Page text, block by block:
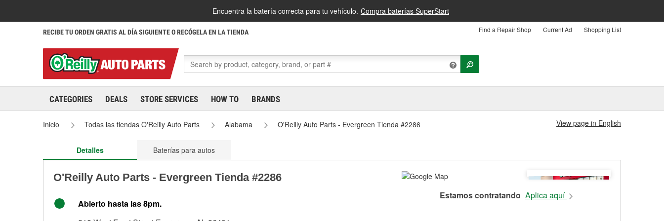
Encuentra la batería correcta para tu vehículo. Compra baterías SuperStart
RECIBE TU ORDEN GRATIS AL DÍA SIGUIENTE O RECÓGELA EN LA TIENDA Find a Repair Shop Current Ad Shopping List
CATEGORIES DEALS STORE SERVICES HOW TO BRANDS
Inicio Todas las tiendas O'Reilly Auto Parts Alabama O'Reilly Auto Parts - Evergreen Tienda #2286 View page in English
Detalles Baterías para autos
O'Reilly Auto Parts - Evergreen Tienda #2286
Abierto hasta las 8pm.
Estamos contratando Aplica aquí